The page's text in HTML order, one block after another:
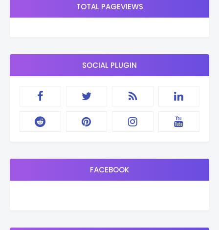
TOTAL PAGEVIEWS
SOCIAL PLUGIN
FACEBOOK